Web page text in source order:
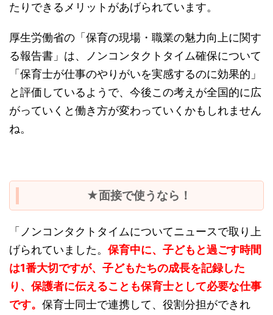
たりできるメリットがあげられています。
厚生労働省の「保育の現場・職業の魅力向上に関す
る報告書」は、ノンコンタクトタイム確保について
「保育士が仕事のやりがいを実感するのに効果的」
と評価しているようで、今後この考えが全国的に広
がっていくと働き方が変わっていくかもしれません
ね。
★面接で使うなら！
「ノンコンタクトタイムについてニュースで取り上
げられていました。 保育中に、子どもと過ごす時間
は1番大切ですが、子どもたちの成長を記録した
り、保護者に伝えることも保育士として必要な仕事
です。 保育士同士で連携して、役割分担ができれ